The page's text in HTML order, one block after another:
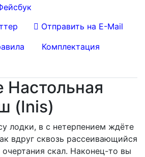
Отправить на E-Mail
Комплектация
Настольная
(Inis)
лодки, в с нетерпением ждёте
вдруг сквозь рассеивающийся
скал. Наконец-то вы